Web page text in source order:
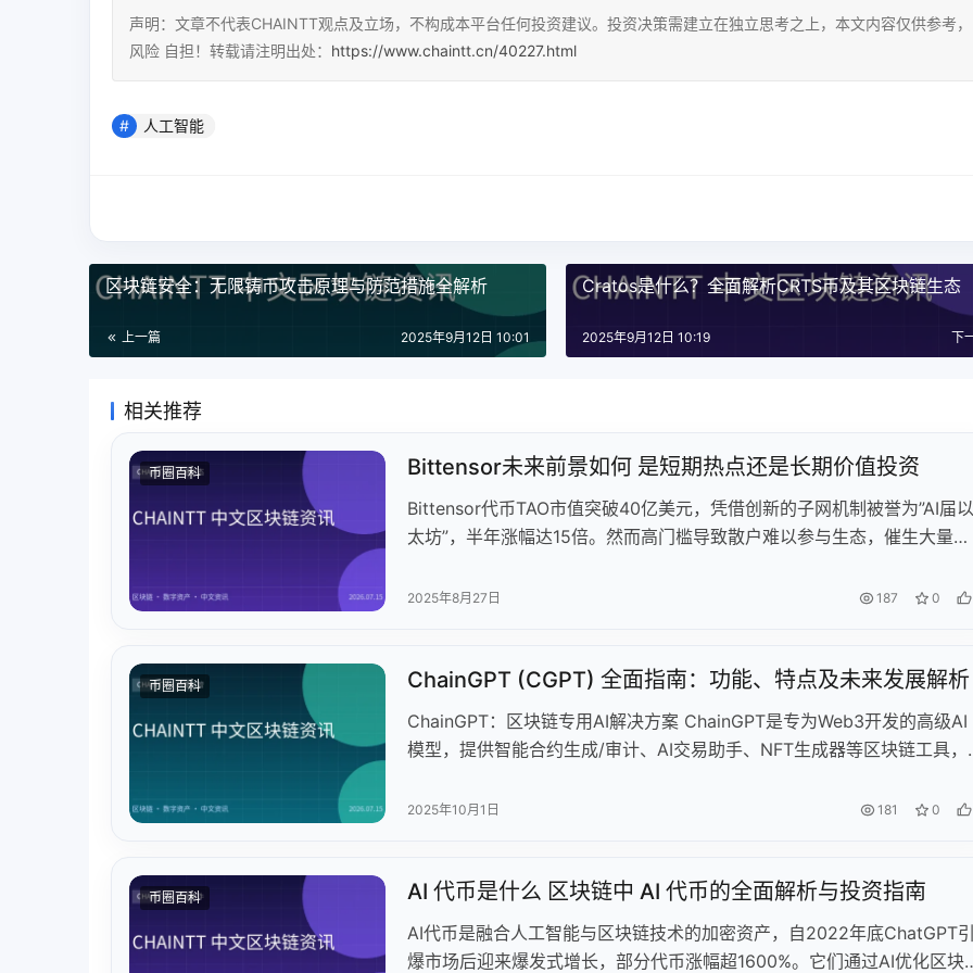
声明：文章不代表CHAINTT观点及立场，不构成本平台任何投资建议。投资决策需建立在独立思考之上，本文内容仅供参考，
风险 自担！转载请注明出处： https://www.chaintt.cn/40227.html
人工智能
区块链安全：无限铸币攻击原理与防范措施全解析
上一篇 2025年9月12日 10:01
Cratos是什么？全面解析CRTS币及其区块链生态
下
2025年9月12日 10:19
相关推荐
币圈百科 Bittensor未来前景如何 是短期热点还是长期价值投资
Bittensor代币TAO市值突破40亿美元，凭借创新的子网机制被誉为”AI届以
太坊”，半年涨幅达15倍。然而高门槛导致散户难以参与生态，催生大量蹭
册成本从200TAO飙升至超700万美元，验证节点被头部玩家垄断，87%的
泡沫间艰难平衡。
2025年8月27日 187 0
币圈百科 ChainGPT (CGPT) 全面指南：功能、特点及未来发展解析
ChainGPT：区块链专用AI解决方案 ChainGPT是专为Web3开发的高级AI
模型，提供智能合约生成/审计、AI交易助手、NFT生成器等区块链工具，
Chain Gas Grant及谷歌等机构认可，通过质押系统和IDO平台ChainGPT
发合作，展现强劲发展潜力。
2025年10月1日 181 0
币圈百科 AI 代币是什么 区块链中 AI 代币的全面解析与投资指南
AI代币是融合人工智能与区块链技术的加密资产，自2022年底ChatGPT
爆市场后迎来爆发式增长，部分代币涨幅超1600%。它们通过AI优化区块